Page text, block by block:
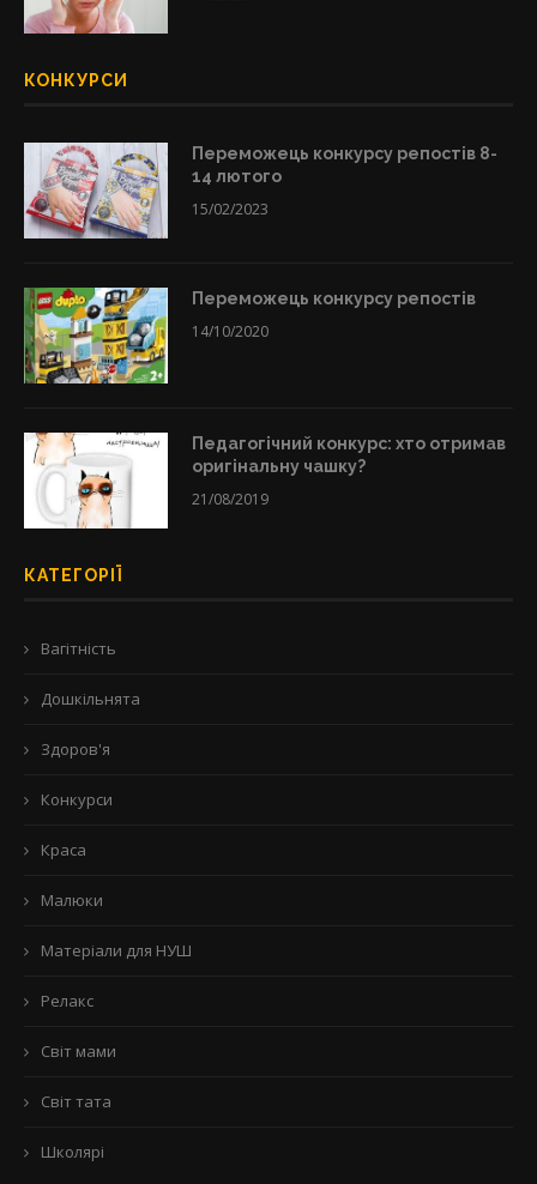
КОНКУРСИ
Переможець конкурсу репостів 8-
14 лютого
15/02/2023
Переможець конкурсу репостів
14/10/2020
Педагогічний конкурс: хто отримав
оригінальну чашку?
21/08/2019
КАТЕГОРІЇ
Вагітність
Дошкільнята
Здоров'я
Конкурси
Краса
Малюки
Матеріали для НУШ
Релакс
Світ мами
Світ тата
Школярі